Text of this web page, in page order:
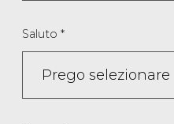
Saluto*